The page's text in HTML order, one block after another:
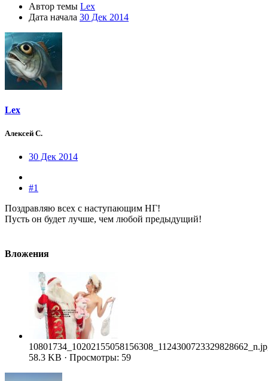
Автор темы Lex
Дата начала 30 Дек 2014
Lex
Алексей С.
30 Дек 2014
#1
Поздравляю всех с наступающим НГ!
Пусть он будет лучше, чем любой предыдущий!
Вложения
58.3 KB · Просмотры: 59